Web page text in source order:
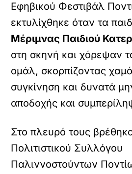
Εφηβικού Φεστιβάλ
εκτυλίχθηκε όταν τα
Μέριμνας Παιδιού
στη σκηνή και χόρεψαν
ομάλ, σκορπίζοντας
συγκίνηση και δυνατά
αποδοχής και
Στο πλευρό τους
Πολιτιστικού Συλλόγου
Παλιννοστούντων